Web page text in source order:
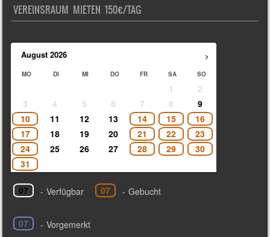
VEREINSRAUM MIETEN 150€/TAG
›
August 2026
MO DI MI DO FR SA SO
1
2
3
4 5 6 7 8
9
10
11 12 13 14 15
16
17
18 19 20 21 22
23
24
25 26 27 28 29
30
31
07 - Verfügbar 07 - Gebucht
07 - Vorgemerkt